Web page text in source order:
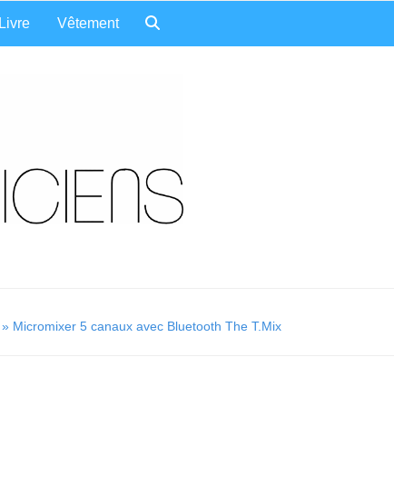
Livre Vêtement
» Micromixer 5 canaux avec Bluetooth The T.Mix